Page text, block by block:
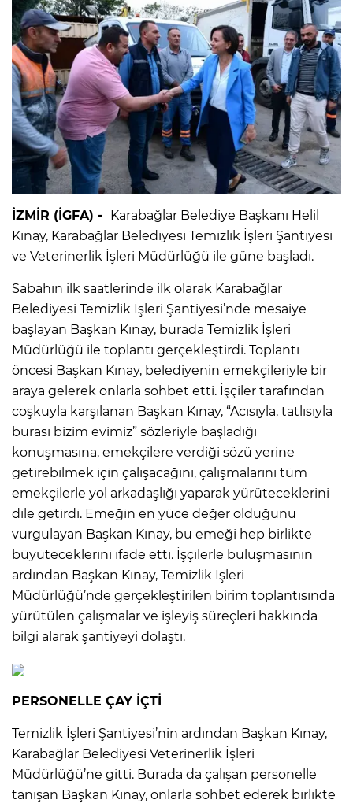
İZMİR (İGFA) - Karabağlar Belediye Başkanı Helil
Kınay, Karabağlar Belediyesi Temizlik İşleri Şantiyesi
ve Veterinerlik İşleri Müdürlüğü ile güne başladı.
Sabahın ilk saatlerinde ilk olarak Karabağlar
Belediyesi Temizlik İşleri Şantiyesi’nde mesaiye
başlayan Başkan Kınay, burada Temizlik İşleri
Müdürlüğü ile toplantı gerçekleştirdi. Toplantı
öncesi Başkan Kınay, belediyenin emekçileriyle bir
araya gelerek onlarla sohbet etti. İşçiler tarafından
coşkuyla karşılanan Başkan Kınay, “Acısıyla, tatlısıyla
burası bizim evimiz” sözleriyle başladığı
konuşmasına, emekçilere verdiği sözü yerine
getirebilmek için çalışacağını, çalışmalarını tüm
emekçilerle yol arkadaşlığı yaparak yürüteceklerini
dile getirdi. Emeğin en yüce değer olduğunu
vurgulayan Başkan Kınay, bu emeği hep birlikte
büyüteceklerini ifade etti. İşçilerle buluşmasının
ardından Başkan Kınay, Temizlik İşleri
Müdürlüğü’nde gerçekleştirilen birim toplantısında
yürütülen çalışmalar ve işleyiş süreçleri hakkında
bilgi alarak şantiyeyi dolaştı.
PERSONELLE ÇAY İÇTİ
Temizlik İşleri Şantiyesi’nin ardından Başkan Kınay,
Karabağlar Belediyesi Veterinerlik İşleri
Müdürlüğü’ne gitti. Burada da çalışan personelle
tanışan Başkan Kınay, onlarla sohbet ederek birlikte